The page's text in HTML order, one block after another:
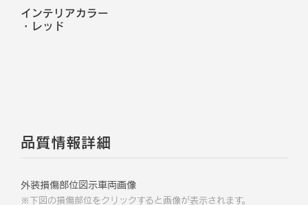
インテリアカラー
・ レッド
品質情報詳細
外装損傷部位図示車両画像
※下図の損傷部位をクリックすると画像が表示されます。